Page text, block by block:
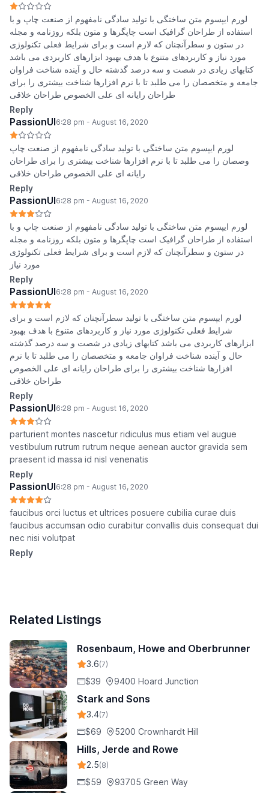
لورم ایپسوم متن ساختگی با تولید سادگی نامفهوم از صنعت چاپ و با
استفاده از طراحان گرافیک است چاپگرها و متون بلکه روزنامه و مجله
در ستون و سطرآنچنان که لازم است و برای شرایط فعلی تکنولوژی
مورد نیاز و کاربردهای متنوع با هدف بهبود ابزارهای کاربردی می باشد
کتابهای زیادی در شصت و سه درصد گذشته حال و آینده شناخت فراوان
جامعه و متخصصان را می طلبد تا با نرم افزارها شناخت بیشتری را برای
طراحان رایانه ای علی الخصوص طراحان خلاقی
Reply
PassionUI6:28 pm - August 16, 2020
لورم ایپسوم متن ساختگی با تولید سادگی نامفهوم از صنعت چاپ
وصصان را می طلبد تا با نرم افزارها شناخت بیشتری را برای طراحان
رایانه ای علی الخصوص طراحان خلاقی
Reply
PassionUI6:28 pm - August 16, 2020
لورم ایپسوم متن ساختگی با تولید سادگی نامفهوم از صنعت چاپ و با
استفاده از طراحان گرافیک است چاپگرها و متون بلکه روزنامه و مجله
در ستون و سطرآنچنان که لازم است و برای شرایط فعلی تکنولوژی
مورد نیاز
Reply
PassionUI6:28 pm - August 16, 2020
لورم ایپسوم متن ساختگی با تولید سطرآنچنان که لازم است و برای
شرایط فعلی تکنولوژی مورد نیاز و کاربردهای متنوع با هدف بهبود
ابزارهای کاربردی می باشد کتابهای زیادی در شصت و سه درصد گذشته
حال و آینده شناخت فراوان جامعه و متخصصان را می طلبد تا با نرم
افزارها شناخت بیشتری را برای طراحان رایانه ای علی الخصوص
طراحان خلاقی
Reply
PassionUI6:28 pm - August 16, 2020
parturient montes nascetur ridiculus mus etiam vel augue
vestibulum rutrum rutrum neque aenean auctor gravida sem
praesent id massa id nisl venenatis
Reply
PassionUI6:28 pm - August 16, 2020
faucibus orci luctus et ultrices posuere cubilia curae duis
faucibus accumsan odio curabitur convallis duis consequat dui
nec nisi volutpat
Reply
Related Listings
Rosenbaum, Howe and Oberbrunner
3.6(7)
$39 9400 Hoard Junction
Stark and Sons
3.4(7)
$69 5200 Crownhardt Hill
Hills, Jerde and Rowe
2.5(8)
$59 93705 Green Way